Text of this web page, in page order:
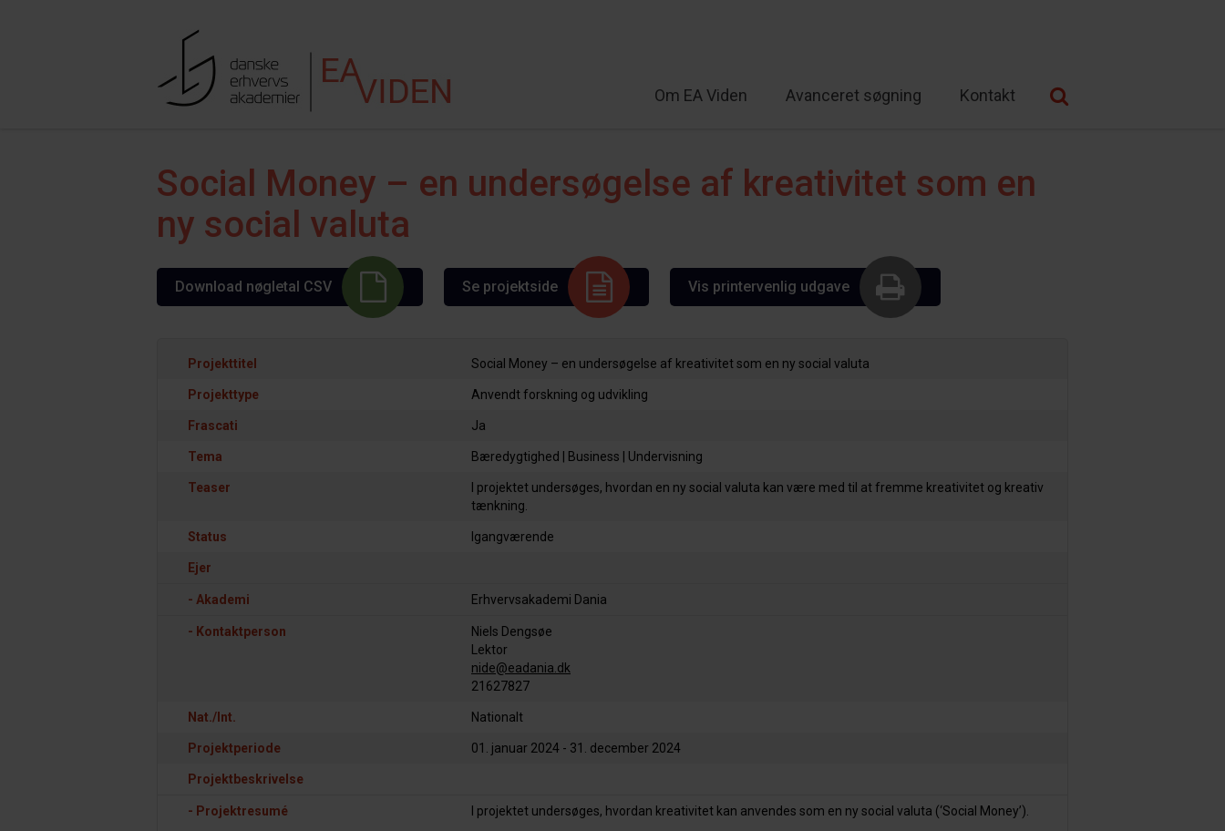
Om EA Viden Avanceret søgning Kontakt
Social Money – en undersøgelse af kreativitet som en
ny social valuta
Download nøgletal CSV Se projektside Vis printervenlig udgave
Projekttitel Social Money – en undersøgelse af kreativitet som en ny social valuta
Projekttype Anvendt forskning og udvikling
Frascati Ja
Tema Bæredygtighed | Business | Undervisning
Teaser
I projektet undersøges, hvordan en ny social valuta kan være med til at fremme kreativitet og kreativ
tænkning.
Status Igangværende
Ejer
- Akademi Erhvervsakademi Dania
- Kontaktperson
Niels Dengsøe
Lektor
nide@eadania.dk
21627827
Nat./Int. Nationalt
Projektperiode 01. januar 2024 - 31. december 2024
Projektbeskrivelse
- Projektresumé
I projektet undersøges, hvordan kreativitet kan anvendes som en ny social valuta (‘Social Money’).